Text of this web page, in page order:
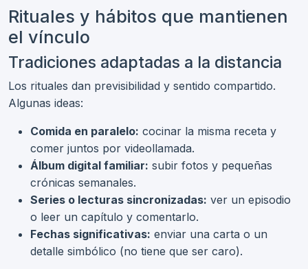
Rituales y hábitos que mantienen
el vínculo
Tradiciones adaptadas a la distancia
Los rituales dan previsibilidad y sentido compartido.
Algunas ideas:
Comida en paralelo: cocinar la misma receta y
comer juntos por videollamada.
Álbum digital familiar: subir fotos y pequeñas
crónicas semanales.
Series o lecturas sincronizadas: ver un episodio
o leer un capítulo y comentarlo.
Fechas significativas: enviar una carta o un
detalle simbólico (no tiene que ser caro).